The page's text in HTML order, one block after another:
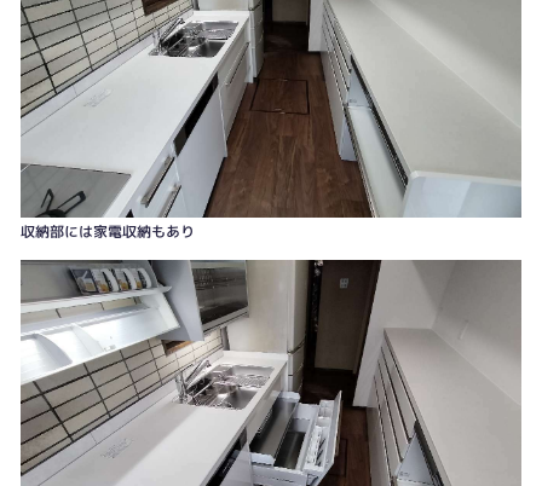
収納部には家電収納もあり
ミーレ製ビルトイン食器洗い機